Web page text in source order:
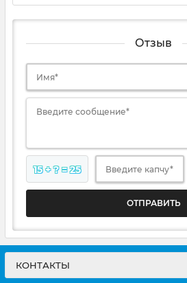
Отзыв
Имя*
Введите сообщение*
15 + ? = 25 Введите капчу*
ОТПРАВИТЬ
КОНТАКТЫ